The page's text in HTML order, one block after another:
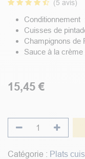
(5 avis)
Cuisses de
Champignons de
Sauce à la
15,45 €
Catégorie : Plats